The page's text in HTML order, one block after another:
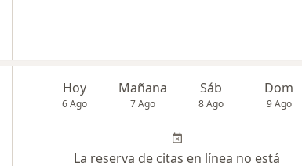
Hoy
6 Ago
Mañana
7 Ago
Sáb
8 Ago
Dom
9 Ago
La reserva de citas en línea no está